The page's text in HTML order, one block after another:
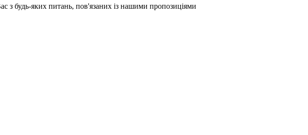
з будь-яких питань, пов'язаних із нашими пропозиціями